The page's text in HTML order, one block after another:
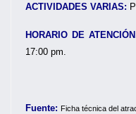
ACTIVIDADES VARIAS:
HORARIO DE
17:00 pm.
Fuente: Ficha técnica del